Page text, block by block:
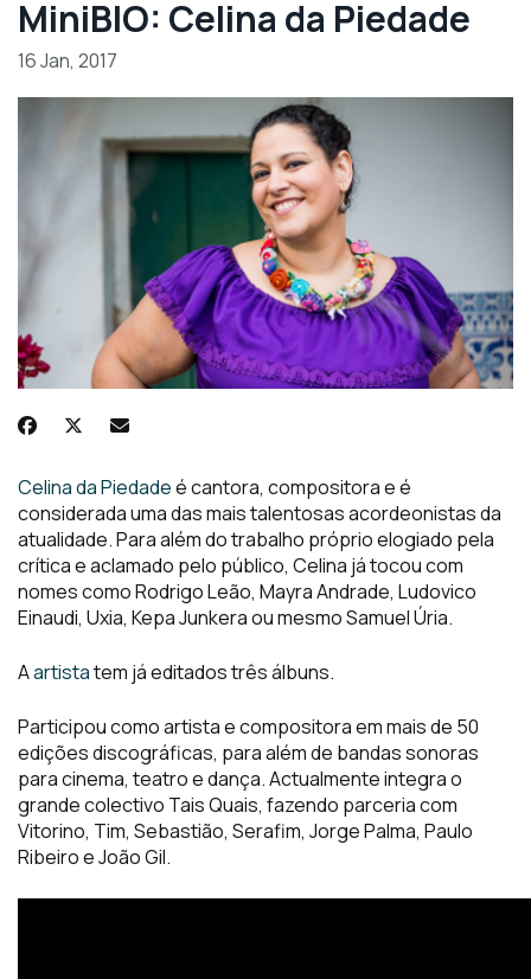
MiniBIO: Celina da Piedade
16 Jan, 2017
Celina da Piedadeé cantora, compositora e é
considerada uma das mais talentosas acordeonistas da
atualidade. Para além do trabalho próprio elogiado pela
crítica e aclamado pelo público, Celina já tocou com
nomes como Rodrigo Leão, Mayra Andrade, Ludovico
Einaudi, Uxia, Kepa Junkera ou mesmo Samuel Úria.
Aartistatem já editados três álbuns.
Participou como artista e compositora em mais de 50
edições discográficas, para além de bandas sonoras
para cinema, teatro e dança. Actualmente integra o
grande colectivo Tais Quais, fazendo parceria com
Vitorino, Tim, Sebastião, Serafim, Jorge Palma, Paulo
Ribeiro e João Gil.